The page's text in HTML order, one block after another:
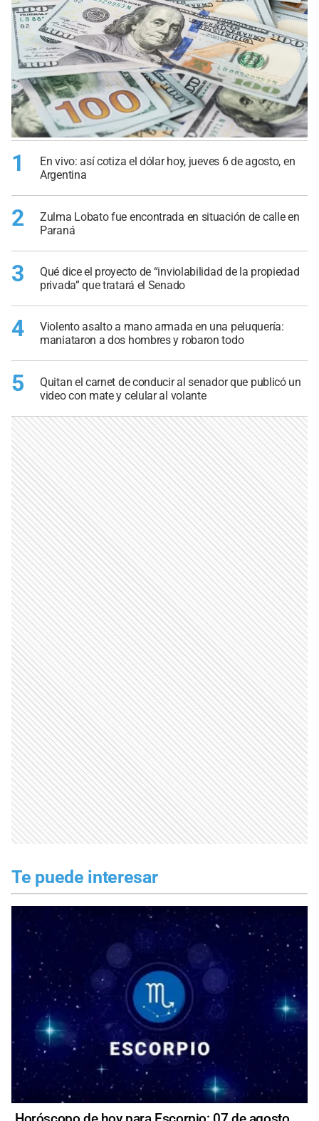
1
En vivo: así cotiza el dólar hoy, jueves 6 de agosto, en
Argentina
2
Zulma Lobato fue encontrada en situación de calle en
Paraná
3
Qué dice el proyecto de “inviolabilidad de la propiedad
privada” que tratará el Senado
4
Violento asalto a mano armada en una peluquería:
maniataron a dos hombres y robaron todo
5
Quitan el carnet de conducir al senador que publicó un
video con mate y celular al volante
Te puede interesar